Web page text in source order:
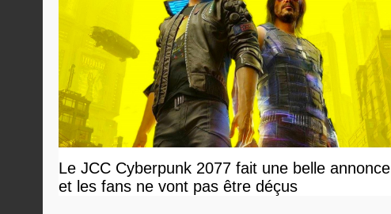
Le JCC Cyberpunk 2077 fait une belle annonce
et les fans ne vont pas être déçus